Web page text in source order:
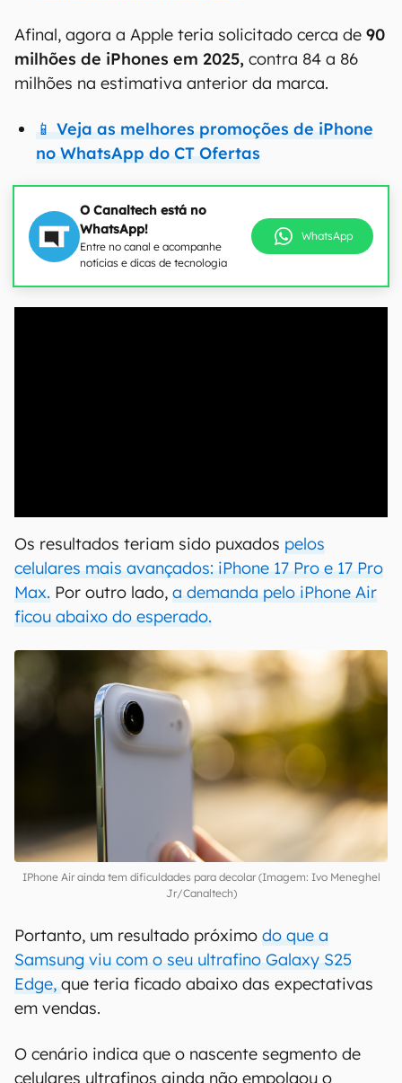
Afinal, agora a Apple teria solicitado cerca de 90
milhões de iPhones em 2025, contra 84 a 86
milhões na estimativa anterior da marca.
📱 Veja as melhores promoções de iPhone
no WhatsApp do CT Ofertas
O Canaltech está no
WhatsApp!
Entre no canal e acompanhe
notícias e dicas de tecnologia
WhatsApp
Os resultados teriam sido puxados pelos
celulares mais avançados: iPhone 17 Pro e 17 Pro
Max. Por outro lado, a demanda pelo iPhone Air
ficou abaixo do esperado.
IPhone Air ainda tem dificuldades para decolar (Imagem: Ivo Meneghel
Jr/Canaltech)
Portanto, um resultado próximo do que a
Samsung viu com o seu ultrafino Galaxy S25
Edge, que teria ficado abaixo das expectativas
em vendas.
O cenário indica que o nascente segmento de
celulares ultrafinos ainda não empolgou o